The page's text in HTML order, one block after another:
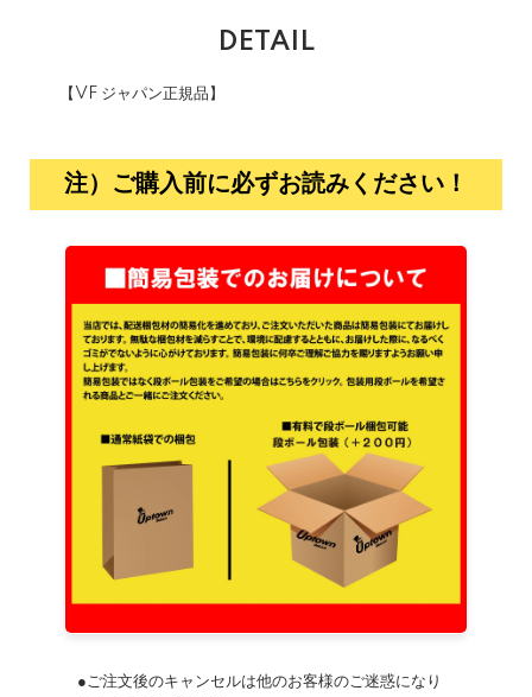
DETAIL
【VF ジャパン正規品】
注）ご購入前に必ずお読みください！
●ご注文後のキャンセルは他のお客様のご迷惑になり